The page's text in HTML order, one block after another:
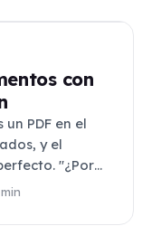
con
PDF en el
y el
"¿Por